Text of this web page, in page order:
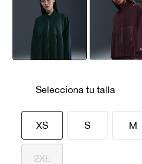
Selecciona tu talla
XSseleccionado
S M
2XL